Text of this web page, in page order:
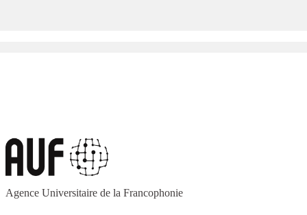
Agence Universitaire de la Francophonie